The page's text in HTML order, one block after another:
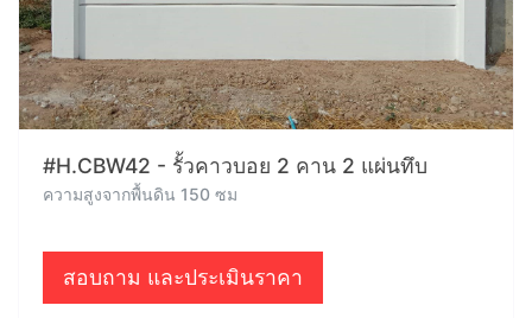
#H.CBW42 - รั้วคาวบอย 2 คาน 2 แผ่นทึบ
ความสูงจากพื้นดิน 150 ซม
สอบถาม และประเมินราคา